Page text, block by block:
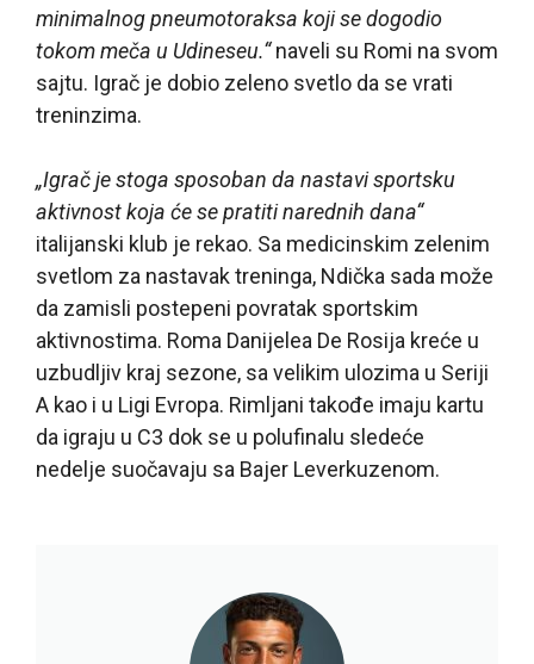
minimalnog pneumotoraksa koji se dogodio
tokom meča u Udineseu.“naveli su Romi na svom
sajtu. Igrač je dobio zeleno svetlo da se vrati
treninzima.
„Igrač je stoga sposoban da nastavi sportsku
aktivnost koja će se pratiti narednih dana“
italijanski klub je rekao. Sa medicinskim zelenim
svetlom za nastavak treninga, Ndička sada može
da zamisli postepeni povratak sportskim
aktivnostima. Roma Danijelea De Rosija kreće u
uzbudljiv kraj sezone, sa velikim ulozima u Seriji
A kao i u Ligi Evropa. Rimljani takođe imaju kartu
da igraju u C3 dok se u polufinalu sledeće
nedelje suočavaju sa Bajer Leverkuzenom.